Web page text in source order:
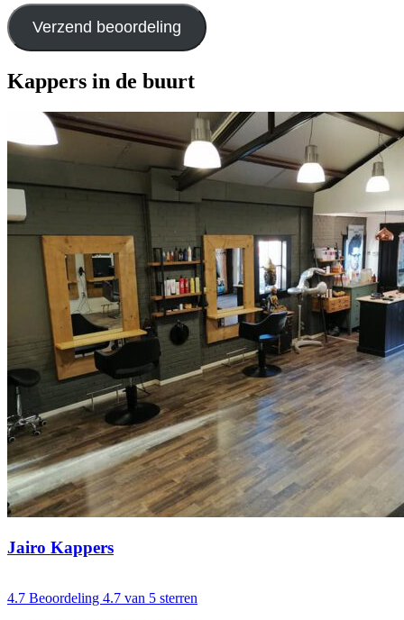
Verzend beoordeling
Kappers in de buurt
Jairo Kappers
4.7 Beoordeling 4.7 van 5 sterren